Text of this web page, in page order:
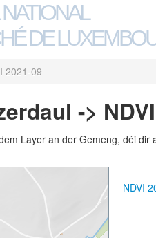
DE
2021-09
->
Layer an der Gemeng, déi
NDVI